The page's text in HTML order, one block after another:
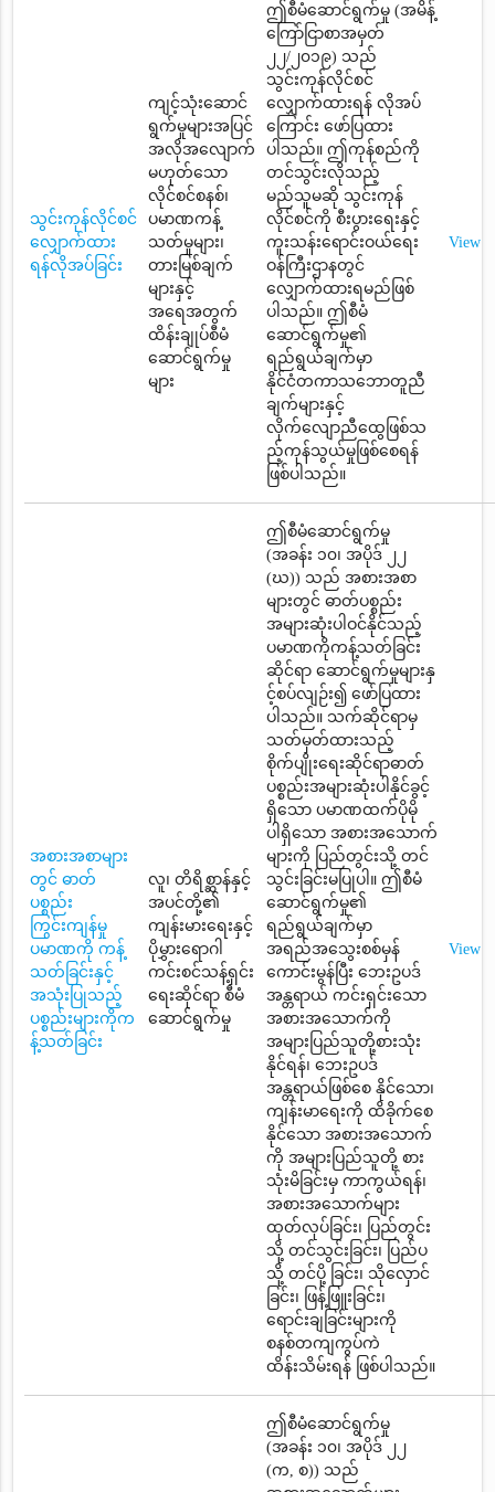
သွင်းကုန်လိုင်စင်
လျှောက်ထား
ရန်လိုအပ်ခြင်း
ကျင့်သုံးဆောင်
ရွက်မှုများအပြင်
အလိုအလျောက်
မဟုတ်သော
လိုင်စင်စနစ်၊
ပမာဏကန့်
သတ်မှုများ၊
တားမြစ်ချက်
များနှင့်
အရေအတွက်
ထိန်းချုပ်စီမံ
ဆောင်ရွက်မှု
များ
ဤစီမံဆောင်ရွက်မှု (အမိန့်
ကြော်ငြာစာအမှတ်
၂၂/၂၀၁၉) သည်
သွင်းကုန်လိုင်စင်
လျှောက်ထားရန် လိုအပ်
ကြောင်း ဖော်ပြထား
ပါသည်။ ဤကုန်စည်ကို
တင်သွင်းလိုသည့်
မည်သူမဆို သွင်းကုန်
လိုင်စင်ကို စီးပွားရေးနှင့်
ကူးသန်းရောင်းဝယ်ရေး
ဝန်ကြီးဌာနတွင်
လျှောက်ထားရမည်ဖြစ်
ပါသည်။ ဤစီမံ
ဆောင်ရွက်မှု၏
ရည်ရွယ်ချက်မှာ
နိုင်ငံတကာသဘောတူညီ
ချက်များနှင့်
လိုက်လျောညီထွေဖြစ်သ
ည့်ကုန်သွယ်မှုဖြစ်စေရန်
ဖြစ်ပါသည်။
View
အစားအစာများ
တွင် ဓာတ်
ပစ္စည်း
ကြွင်းကျန်မှု
ပမာဏကို ကန့်
သတ်ခြင်းနှင့်
အသုံးပြုသည့်
ပစ္စည်းများကိုက
န့်သတ်ခြင်း
လူ၊ တိရိစ္ဆာန်နှင့်
အပင်တို့၏
ကျန်းမားရေးနှင့်
ပိုမွှားရောဂါ
ကင်းစင်သန့်ရှင်း
ရေးဆိုင်ရာ စီမံ
ဆောင်ရွက်မှု
ဤစီမံဆောင်ရွက်မှု
(အခန်း ၁၀၊ အပိုဒ် ၂၂
(ဃ)) သည် အစားအစာ
များတွင် ဓာတ်ပစ္စည်း
အများဆုံးပါဝင်နိုင်သည့်
ပမာဏကိုကန့်သတ်ခြင်း
ဆိုင်ရာ ဆောင်ရွက်မှုများနှ
င့်စပ်လျဉ်း၍ ဖော်ပြထား
ပါသည်။ သက်ဆိုင်ရာမှ
သတ်မှတ်ထားသည့်
စိုက်ပျိုးရေးဆိုင်ရာဓာတ်
ပစ္စည်းအများဆုံးပါနိုင်ခွင့်
ရှိသော ပမာဏထက်ပိုမို
ပါရှိသော အစားအသောက်
များကို ပြည်တွင်းသို့ တင်
သွင်းခြင်းမပြုပါ။ ဤစီမံ
ဆောင်ရွက်မှု၏
ရည်ရွယ်ချက်မှာ
အရည်အသွေးစစ်မှန်
ကောင်းမွန်ပြီး ဘေးဥပဒ်
အန္တရာယ် ကင်းရှင်းသော
အစားအသောက်ကို
အများပြည်သူတို့စားသုံး
နိုင်ရန်၊ ဘေးဥပဒ်
အန္တရာယ်ဖြစ်စေ နိုင်သော၊
ကျန်းမာရေးကို ထိခိုက်စေ
နိုင်သော အစားအသောက်
ကို အများပြည်သူတို့ စား
သုံးမိခြင်းမှ ကာကွယ်ရန်၊
အစားအသောက်များ
ထုတ်လုပ်ခြင်း၊ ပြည်တွင်း
သို့ တင်သွင်းခြင်း၊ ပြည်ပ
သို့ တင်ပို့ ခြင်း၊ သိုလှောင်
ခြင်း၊ ဖြန့်ဖြူးခြင်း၊
ရောင်းချခြင်းများကို
စနစ်တကျကွပ်ကဲ
ထိန်းသိမ်းရန် ဖြစ်ပါသည်။
View
ဤစီမံဆောင်ရွက်မှု
(အခန်း ၁၀၊ အပိုဒ် ၂၂
(က, စ)) သည်